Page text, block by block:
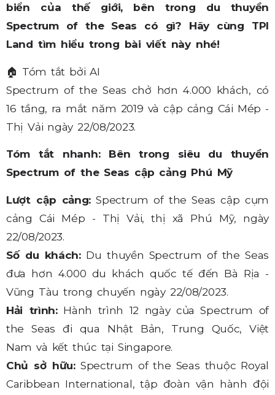
biển của thế giới, bên trong du thuyền
Spectrum of the Seas có gì? Hãy cùng TPI
Land tìm hiểu trong bài viết này nhé!
🏠 Tóm tắt bởi AI
Spectrum of the Seas chở hơn 4.000 khách, có
16 tầng, ra mắt năm 2019 và cập cảng Cái Mép -
Thị Vải ngày 22/08/2023.
Tóm tắt nhanh: Bên trong siêu du thuyền
Spectrum of the Seas cập cảng Phú Mỹ
Lượt cập cảng: Spectrum of the Seas cập cụm
cảng Cái Mép - Thị Vải, thị xã Phú Mỹ, ngày
22/08/2023.
Số du khách: Du thuyền Spectrum of the Seas
đưa hơn 4.000 du khách quốc tế đến Bà Rịa -
Vũng Tàu trong chuyến ngày 22/08/2023.
Hải trình: Hành trình 12 ngày của Spectrum of
the Seas đi qua Nhật Bản, Trung Quốc, Việt
Nam và kết thúc tại Singapore.
Chủ sở hữu: Spectrum of the Seas thuộc Royal
Caribbean International, tập đoàn vận hành đội